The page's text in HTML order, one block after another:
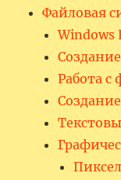
Файловая
Windows
Работа